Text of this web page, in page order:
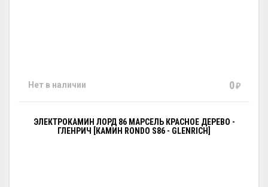
Нет в наличии 0 ₽
ЭЛЕКТРОКАМИН ЛОРД 86 МАРСЕЛЬ КРАСНОЕ ДЕРЕВО -
ГЛЕНРИЧ [КАМИН RONDO S86 - GLENRICH]